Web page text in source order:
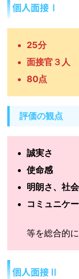
個人面接Ⅰ
25分
面接官３人
80点
評価の観点
誠実さ
使命感
明朗さ、社
コミュニケ
等を総合的に
個人面接Ⅱ